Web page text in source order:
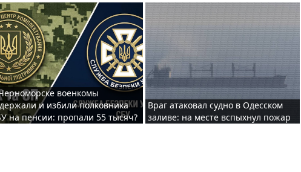
военкомы
и избили полковника
на пенсии: пропали 55 тысяч?
Враг атаковал судно в Одесском
заливе: на месте вспыхнул пожар